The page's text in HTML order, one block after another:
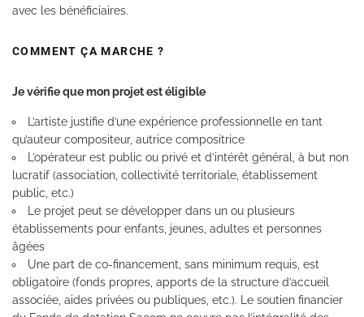
avec les bénéficiaires.
COMMENT ÇA MARCHE ?
Je vérifie que mon projet est éligible
L’artiste justifie d’une expérience professionnelle en tant
qu’auteur compositeur, autrice compositrice
L’opérateur est public ou privé et d’intérêt général, à but non
lucratif (association, collectivité territoriale, établissement
public, etc.)
Le projet peut se développer dans un ou plusieurs
établissements pour enfants, jeunes, adultes et personnes
âgées
Une part de co-financement, sans minimum requis, est
obligatoire (fonds propres, apports de la structure d’accueil
associée, aides privées ou publiques, etc.). Le soutien financier